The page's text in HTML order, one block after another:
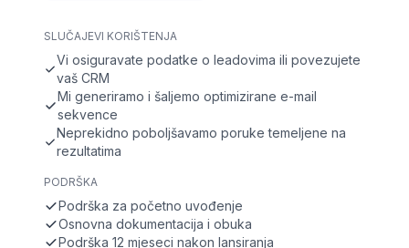
SLUČAJEVI KORIŠTENJA
Vi osiguravate podatke o leadovima ili povezujete
vaš CRM
Mi generiramo i šaljemo optimizirane e-mail
sekvence
Neprekidno poboljšavamo poruke temeljene na
rezultatima
PODRŠKA
Podrška za početno uvođenje
Osnovna dokumentacija i obuka
Podrška 12 mjeseci nakon lansiranja